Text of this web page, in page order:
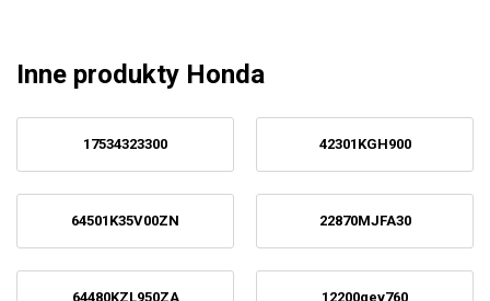
Inne produkty Honda
17534323300 42301KGH900
64501K35V00ZN 22870MJFA30
64480KZL950ZA 12200gev760